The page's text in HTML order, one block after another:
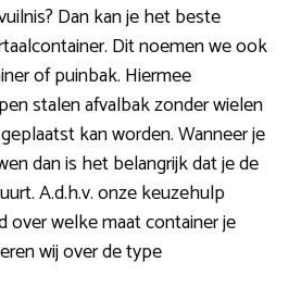
Dan kan je het beste
Dit noemen we ook
of puinbak. Hiermee
stalen afvalbak zonder wielen
kan worden. Wanneer je
dan is het belangrijk dat je de
A.d.h.v. onze keuzehulp
over welke maat container je
wij over de type